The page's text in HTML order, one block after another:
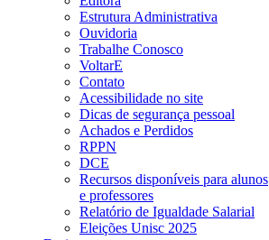
Estrutura Administrativa
Ouvidoria
Trabalhe Conosco
VoltarE
Contato
Acessibilidade no site
Dicas de segurança pessoal
Achados e Perdidos
RPPN
DCE
Recursos disponíveis para alunos
e professores
Relatório de Igualdade Salarial
Eleições Unisc 2025